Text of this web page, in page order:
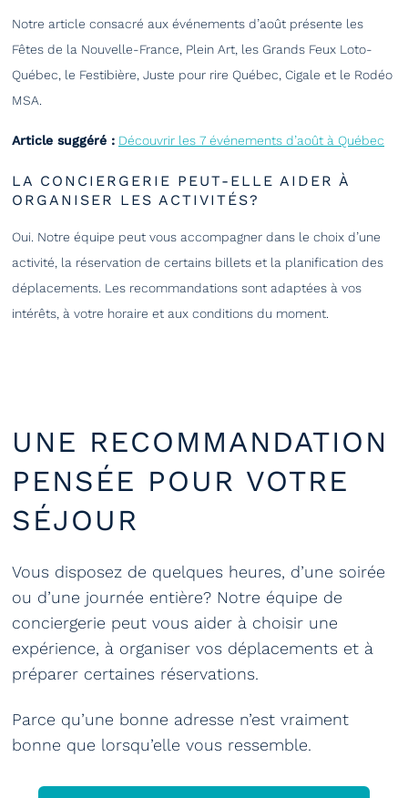
Notre article consacré aux événements d’août présente les
Fêtes de la Nouvelle-France, Plein Art, les Grands Feux Loto-
Québec, le Festibière, Juste pour rire Québec, Cigale et le Rodéo
MSA.
Article suggéré : Découvrir les 7 événements d’août à Québec
LA CONCIERGERIE PEUT-ELLE AIDER À
ORGANISER LES ACTIVITÉS?
Oui. Notre équipe peut vous accompagner dans le choix d’une
activité, la réservation de certains billets et la planification des
déplacements. Les recommandations sont adaptées à vos
intérêts, à votre horaire et aux conditions du moment.
UNE RECOMMANDATION
PENSÉE POUR VOTRE
SÉJOUR
Vous disposez de quelques heures, d’une soirée
ou d’une journée entière? Notre équipe de
conciergerie peut vous aider à choisir une
expérience, à organiser vos déplacements et à
préparer certaines réservations.
Parce qu’une bonne adresse n’est vraiment
bonne que lorsqu’elle vous ressemble.